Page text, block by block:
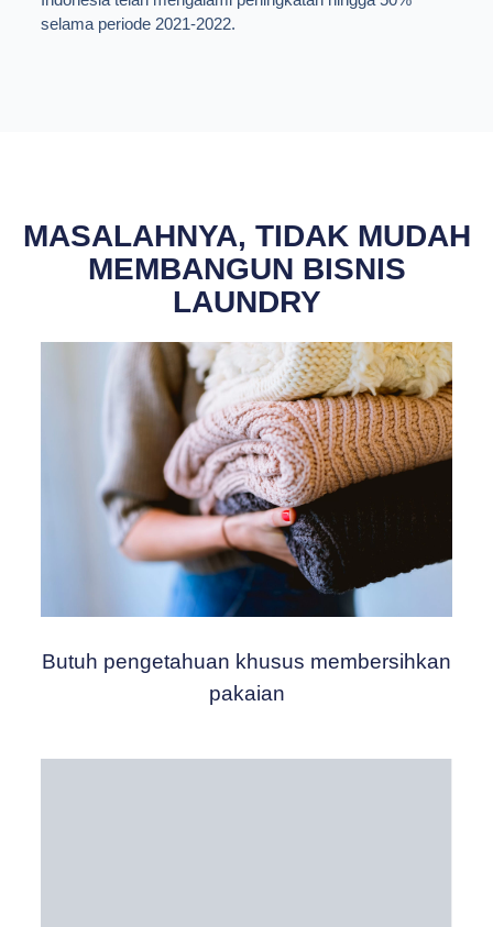
selama periode 2021-2022.
MASALAHNYA, TIDAK MUDAH
MEMBANGUN BISNIS
LAUNDRY
Butuh pengetahuan khusus membersihkan
pakaian